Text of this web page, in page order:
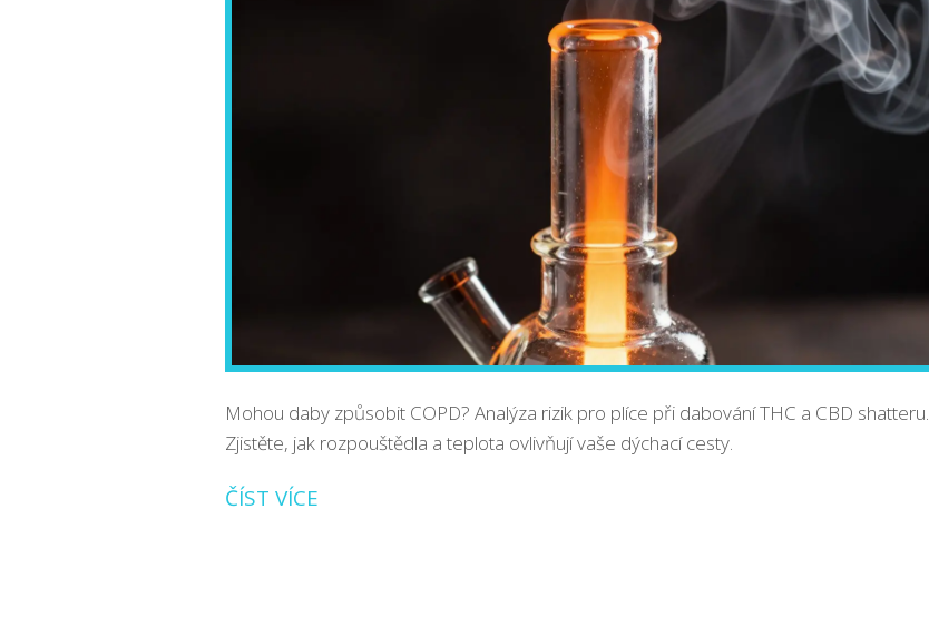
Mohou daby způsobit COPD? Analýza rizik pro plíce při dabování THC a CBD shatteru.
Zjistěte, jak rozpouštědla a teplota ovlivňují vaše dýchací cesty.
ČÍST VÍCE